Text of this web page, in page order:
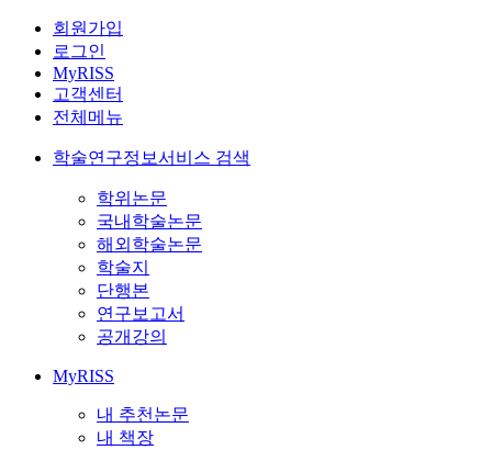
회원가입
로그인
MyRISS
고객센터
전체메뉴
학술연구정보서비스 검색
학위논문
국내학술논문
해외학술논문
학술지
단행본
연구보고서
공개강의
MyRISS
내 추천논문
내 책장